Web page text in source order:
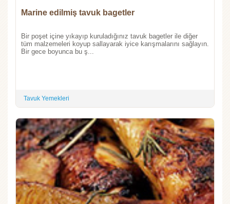
Marine edilmiş tavuk bagetler
Bir poşet içine yıkayıp kuruladığınız tavuk bagetler ile diğer
tüm malzemeleri koyup sallayarak iyice karışmalarını sağlayın.
Bir gece boyunca bu ş...
Tavuk Yemekleri